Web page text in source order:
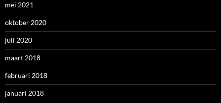
mei 2021
oktober 2020
juli 2020
maart 2018
februari 2018
januari 2018